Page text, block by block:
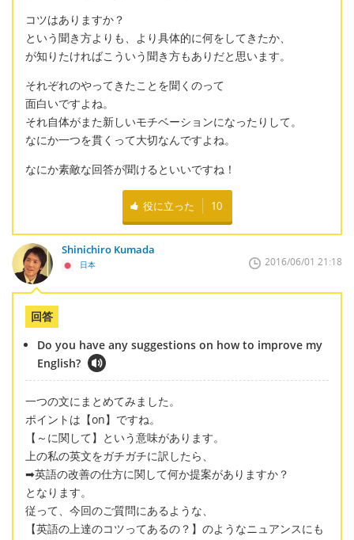
コツはありますか？
という聞き方よりも、より具体的に何をしてきたか、
が知りたければこういう聞き方もありだと思います。
それぞれのやってきたことを聞くのって
面白いですよね。
それ自体がまた新しいモチベーションになったりして。
なにか一つを貫くって大切なんですよね。
なにか素敵な回答が聞けるといいですね！
役に立った 10
Shinichiro Kumada
日本 2016/06/01 21:18
回答
Do you have any suggestions on how to improve my
English?
一つの文にまとめてみました。
ポイントは【on】ですね。
【～に関して】という意味があります。
上の私の英文をガチガチに訳したら、
➡英語の改善の仕方に関して何か提案がありますか？
となります。
従って、今回のご質問にあるような、
【英語の上達のコツってあるの？】のようなニュアンスにも